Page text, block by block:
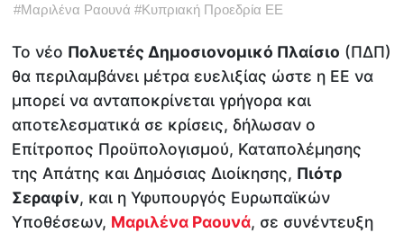
#Μαριλένα Ραουνά #Κυπριακή Προεδρία ΕΕ
Το νέο Πολυετές Δημοσιονομικό Πλαίσιο (ΠΔΠ)
θα περιλαμβάνει μέτρα ευελιξίας ώστε η ΕΕ να
μπορεί να ανταποκρίνεται γρήγορα και
αποτελεσματικά σε κρίσεις, δήλωσαν ο
Επίτροπος Προϋπολογισμού, Καταπολέμησης
της Απάτης και Δημόσιας Διοίκησης, Πιότρ
Σεραφίν, και η Υφυπουργός Ευρωπαϊκών
Υποθέσεων, Μαριλένα Ραουνά, σε συνέντευξη